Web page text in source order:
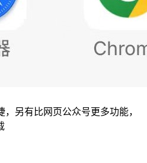
另有比网页公众号更多功能，